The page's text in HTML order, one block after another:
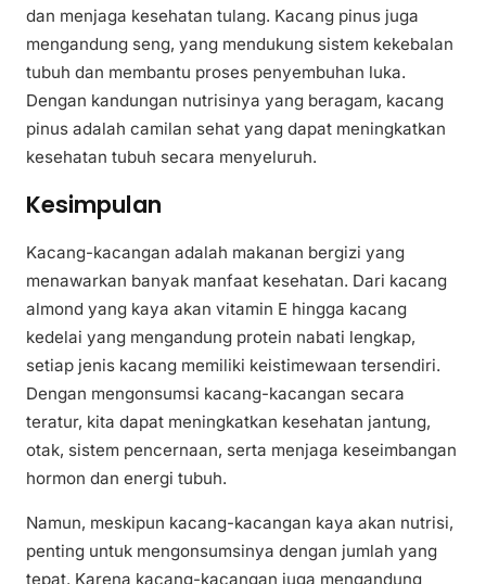
dan menjaga kesehatan tulang. Kacang pinus juga
mengandung seng, yang mendukung sistem kekebalan
tubuh dan membantu proses penyembuhan luka.
Dengan kandungan nutrisinya yang beragam, kacang
pinus adalah camilan sehat yang dapat meningkatkan
kesehatan tubuh secara menyeluruh.
Kesimpulan
Kacang-kacangan adalah makanan bergizi yang
menawarkan banyak manfaat kesehatan. Dari kacang
almond yang kaya akan vitamin E hingga kacang
kedelai yang mengandung protein nabati lengkap,
setiap jenis kacang memiliki keistimewaan tersendiri.
Dengan mengonsumsi kacang-kacangan secara
teratur, kita dapat meningkatkan kesehatan jantung,
otak, sistem pencernaan, serta menjaga keseimbangan
hormon dan energi tubuh.
Namun, meskipun kacang-kacangan kaya akan nutrisi,
penting untuk mengonsumsinya dengan jumlah yang
tepat. Karena kacang-kacangan juga mengandung